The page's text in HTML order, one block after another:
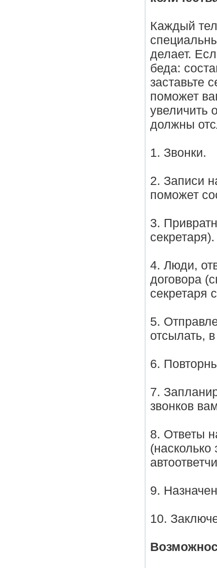
Каждый
делает.
беда:
заставьте
поможет
увеличить
должны
1. Звонки.
2. Записи
поможет
3.
секретаря).
4. Люди,
договора
секретаря
5.
отсылать,
6.
7.
звонков
8. Ответы
9.
10.